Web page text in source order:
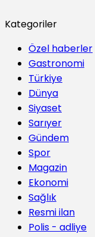
Kategoriler
Özel haberler
Gastronomi
Türkiye
Dünya
Siyaset
Sarıyer
Gündem
Spor
Magazin
Ekonomi
Sağlık
Resmi ilan
Polis - adliye